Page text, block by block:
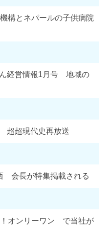
構とネパールの子供病院
経営情報1月号 地域の
超現代史再放送
会長が特集掲載される
オンリーワン で当社が